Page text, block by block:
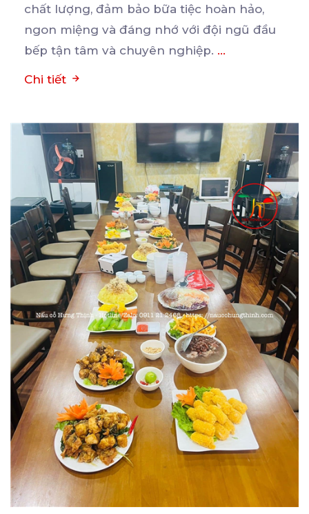
chất lượng, đảm bảo bữa tiệc hoàn hảo,
ngon miệng và đáng nhớ với đội ngũ đầu
bếp tận tâm và chuyên nghiệp. ...
Chi tiết